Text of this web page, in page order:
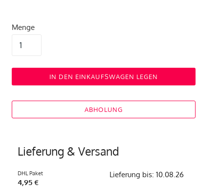
Menge
IN DEN EINKAUFSWAGEN LEGEN
ABHOLUNG
Lieferung & Versand
DHL Paket
4,95 €
Lieferung bis: 10.08.26